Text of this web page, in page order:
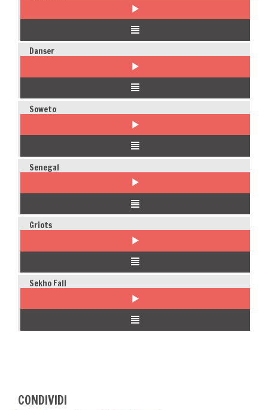
Danser
Soweto
Senegal
Griots
Sekho Fall
CONDIVIDI